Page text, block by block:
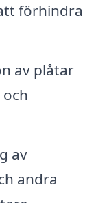
förhindra
av plåtar
av
andra